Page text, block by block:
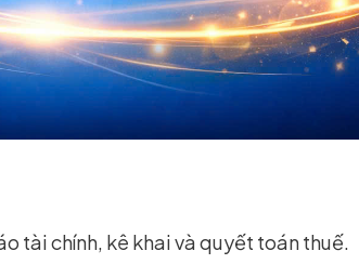
tài chính, kê khai và quyết toán thuế.